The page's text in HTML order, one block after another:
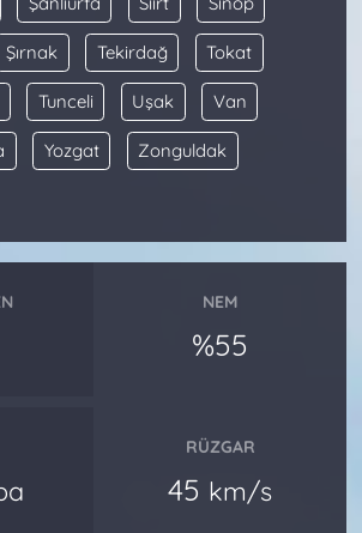
Şırnak Tekirdağ Tokat
Tunceli Uşak Van
Yozgat Zonguldak
NEM
%55
RÜZGAR
45 km/s